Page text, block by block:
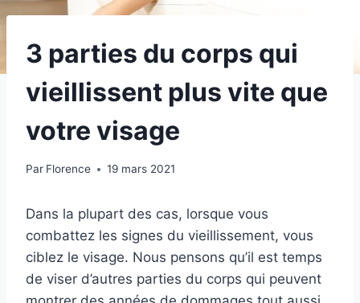
3 parties du corps qui
vieillissent plus vite que
votre visage
Par Florence 19 mars 2021
Dans la plupart des cas, lorsque vous
combattez les signes du vieillissement, vous
ciblez le visage. Nous pensons qu’il est temps
de viser d’autres parties du corps qui peuvent